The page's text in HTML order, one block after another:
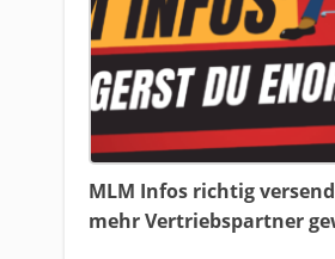
MLM Infos richtig
mehr Vertriebspartner